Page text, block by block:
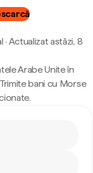
· Actualizat astăzi, 8
Arabe Unite în
bani cu Morse